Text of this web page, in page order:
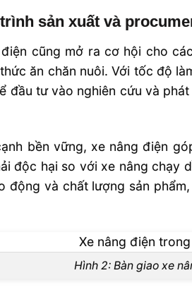
sản xuất và
cũng mở ra cơ hội cho
ăn chăn nuôi. Với tốc độ
đầu tư vào nghiên cứu và
bền vững, xe nâng điện
độc hại so với xe nâng chạy
động và chất lượng sản
Hình 2: Bàn giao xe